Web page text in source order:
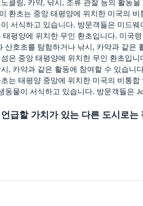
클링, 카약, 낚시, 조류 관찰 등의 활동을
환초는 중앙 태평양에 위치한 미국의
서식하고 있습니다. 방문객들은 미드
태평양에 위치한 무인 환초입니다. 미국
산호초를 탐험하거나 낚시, 카약과 같은
은 중앙 태평양에 위치한 무인 환초입
, 카약과 같은 활동에 참여할 수 있습니
는 태평양 중앙에 위치한 미국의 비통
동물이 서식하고 있습니다. 방문객들은
급할 가치가 있는 다른 도시로